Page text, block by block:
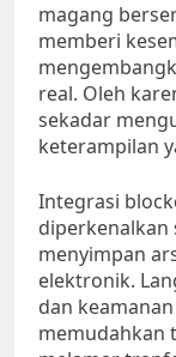
magang
memberi
real. Oleh
sekadar
keterampilan
Integrasi
diperkenalkan
menyimpan
elektronik.
dan
memudahkan